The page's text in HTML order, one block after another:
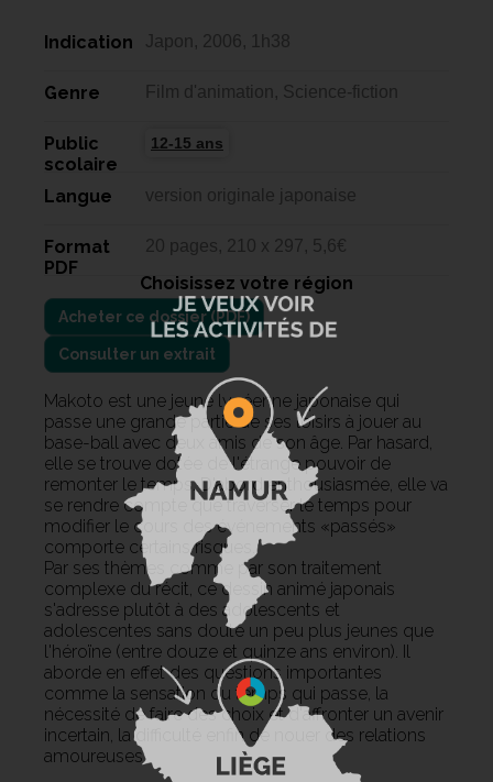
Indication Japon, 2006, 1h38
Genre Film d'animation, Science-fiction
Public
scolaire
12-15 ans
Langue version originale japonaise
Format
PDF
20 pages, 210 x 297, 5,6€
Consulter un extrait
Makoto est une jeune lycéenne japonaise qui
passe une grande partie de ses loisirs à jouer au
base-ball avec deux amis de son âge. Par hasard,
elle se trouve dotée de l'étrange pouvoir de
remonter le temps. D'abord enthousiasmée, elle va
se rendre compte que traverser le temps pour
modifier le cours des événements «passés»
comporte certains risques.
Par ses thèmes comme par son traitement
complexe du récit, ce dessin animé japonais
s'adresse plutôt à des adolescents et
adolescentes sans doute un peu plus jeunes que
l'héroïne (entre douze et quinze ans environ). Il
aborde en effet des questions importantes
comme la sensation du temps qui passe, la
nécessité de faire des choix et d'affronter un avenir
incertain, la difficulté enfin de nouer des relations
amoureuses.
Choisissez votre région